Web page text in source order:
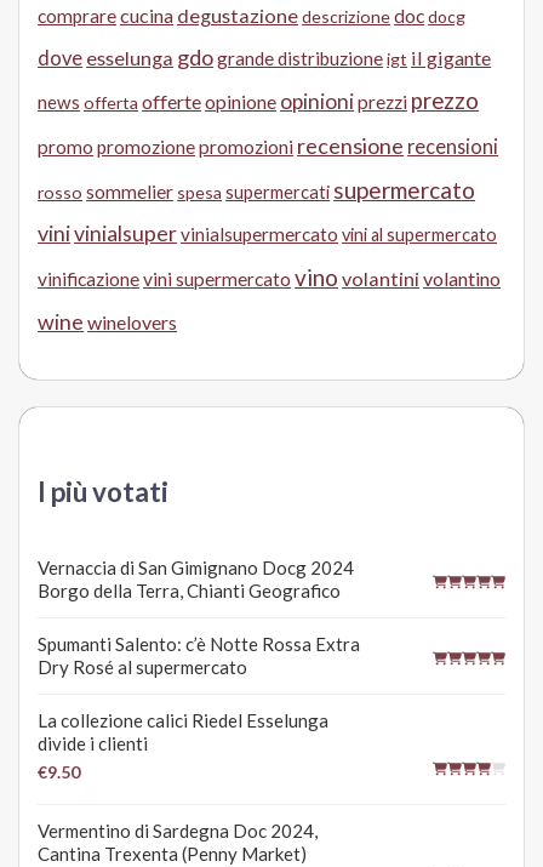
comprarecucina degustazionedescrizionedocdocg
dove esselunga gdogrande distribuzioneigt il gigante
news offerta offerteopinione opinioniprezzi prezzo
promo promozionepromozioni recensione recensioni
rosso sommelier spesa supermercati supermercato
vinivinialsupervinialsupermercato vini al supermercato
vinificazionevini supermercato vino volantini volantino
wine winelovers
I più votati
Vernaccia di San Gimignano Docg 2024
Borgo della Terra, Chianti Geografico
Spumanti Salento: c’è Notte Rossa Extra
Dry Rosé al supermercato
La collezione calici Riedel Esselunga
divide i clienti
€9.50
Vermentino di Sardegna Doc 2024,
Cantina Trexenta (Penny Market)